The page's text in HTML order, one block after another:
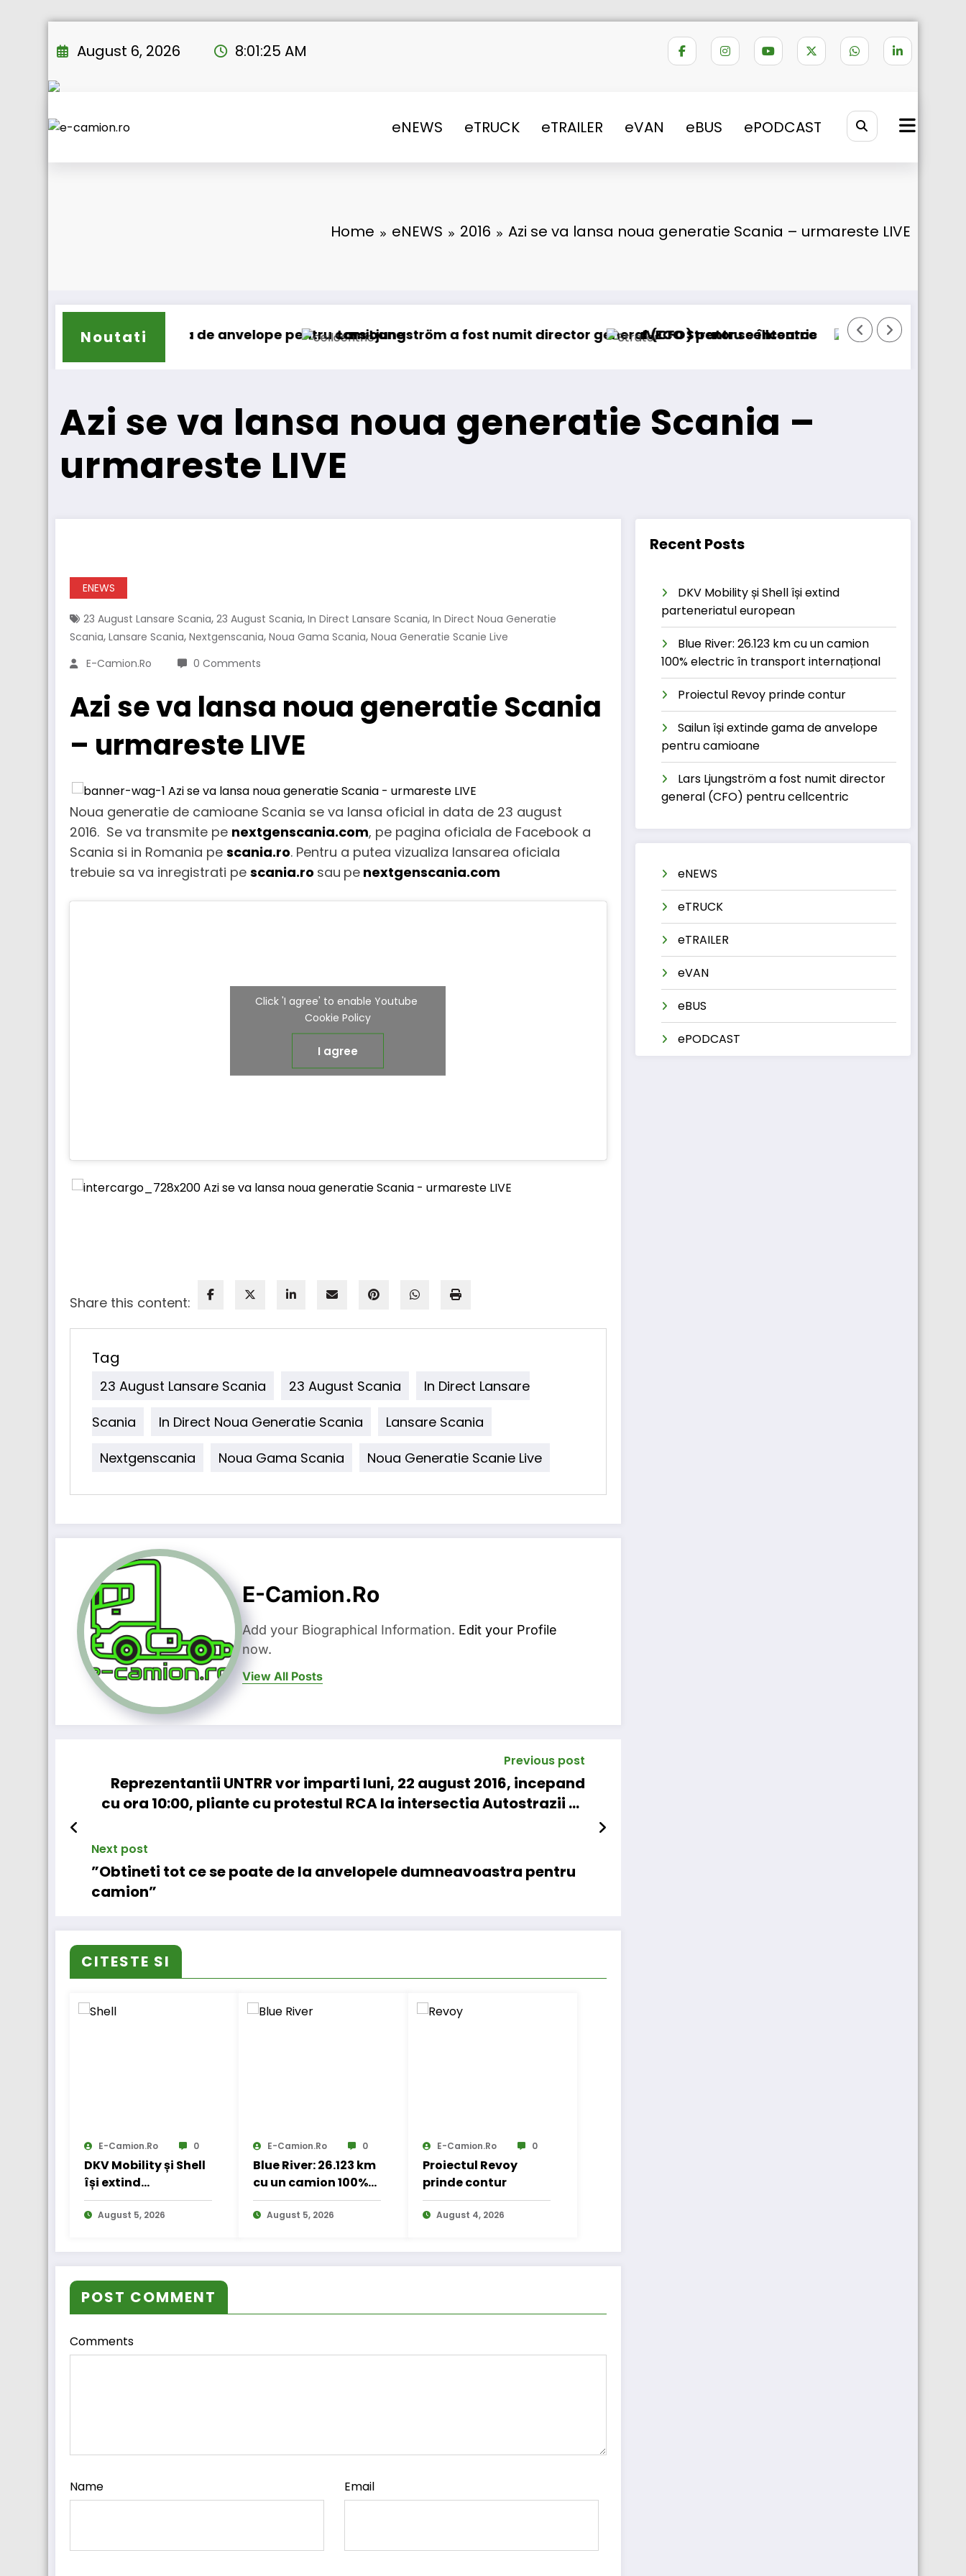
to
August 6, 2026 8:01:25 AM
eNEWS eTRUCK eTRAILER eVAN eBUS ePODCAST
Home eNEWS 2016 Azi se va lansa noua generatie Scania – urmareste LIVE
Noutati
anvelope pentru camioaneLars Ljungström a fost numit director general (CFO) pentru cellcentric
IVECO Strator se întoarce BursaTransport/123cargo introduce o
Azi se va lansa noua generatie Scania –
urmareste LIVE
ENEWS
23 August Lansare Scania, 23 August Scania, In Direct Lansare Scania, In Direct Noua Generatie
Scania, Lansare Scania, Nextgenscania, Noua Gama Scania, Noua Generatie Scanie Live
E-Camion.ro
0 Comments
Azi se va lansa noua generatie Scania
– urmareste LIVE
Noua generatie de camioane Scania se va lansa oficial in data de 23 august
2016. Se va transmite pe nextgenscania.com, pe pagina oficiala de Facebook a
Scania si in Romania pe scania.ro. Pentru a putea vizualiza lansarea oficiala
trebuie sa va inregistrati pe scania.ro sau pe nextgenscania.com
Click 'I agree' to enable Youtube
Cookie Policy
I agree
Share this content:
Tag
23 August Lansare Scania 23 August Scania
In Direct Lansare
Scania
In Direct Noua Generatie Scania
Lansare Scania
Nextgenscania
Noua Gama Scania Noua Generatie Scanie Live
E-Camion.ro
Add your Biographical Information. Edit your Profile
now.
View All Posts
Previous post
Reprezentantii UNTRR vor imparti luni, 22 august 2016, incepand
cu ora 10:00, pliante cu protestul RCA la intersectia Autostrazii A1
Next post
”Obtineti tot ce se poate de la anvelopele dumneavoastra pentru
camion”
CITESTE SI
E-Camion.ro 0
DKV Mobility și Shell
își extind
parteneriatul
european
August 5, 2026
E-Camion.ro 0
Blue River: 26.123 km
cu un camion 100%
electric în transport
internațional
August 5, 2026
E-Camion.ro 0
Proiectul Revoy
prinde contur
August 4, 2026
POST COMMENT
Comments
Name Email
Recent Posts
DKV Mobility și Shell își extind
parteneriatul european
Blue River: 26.123 km cu un camion
100% electric în transport internațional
Proiectul Revoy prinde contur
Sailun își extinde gama de anvelope
pentru camioane
Lars Ljungström a fost numit director
general (CFO) pentru cellcentric
eNEWS
eTRUCK
eTRAILER
eVAN
eBUS
ePODCAST